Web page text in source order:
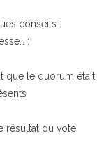
conseils :
;
le quorum était
résultat du vote.